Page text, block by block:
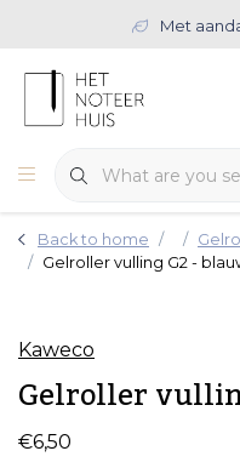
Met
Back to home
Gelroller vulling G2 -
Kaweco
Gelroller
€6,50